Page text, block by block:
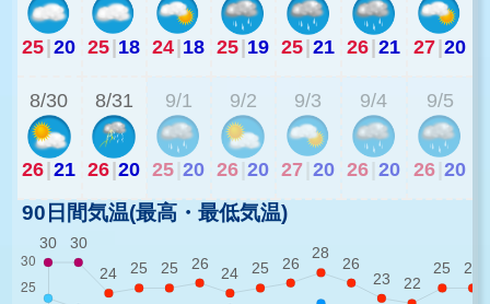
25|20 25|18 24|18 25|19 25|21 26|21 27|20
8/30
26|21
8/31
26|20
9/1
25 20
9/2
26 20
9/3
27 20
9/4
26 20
9/5
26 20
90日間気温(最高・最低気温)